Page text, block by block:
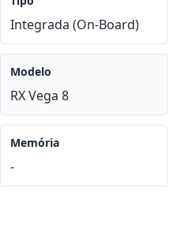
Integrada (On-Board)
Modelo
RX Vega 8
Memória
-